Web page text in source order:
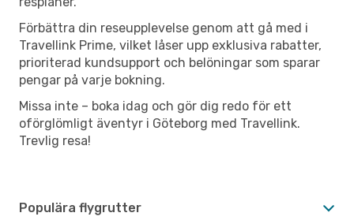
Förbättra din reseupplevelse genom att gå med i
Travellink Prime, vilket låser upp exklusiva rabatter,
prioriterad kundsupport och belöningar som sparar
pengar på varje bokning.
Missa inte – boka idag och gör dig redo för ett
oförglömligt äventyr i Göteborg med Travellink.
Trevlig resa!
Populära flygrutter